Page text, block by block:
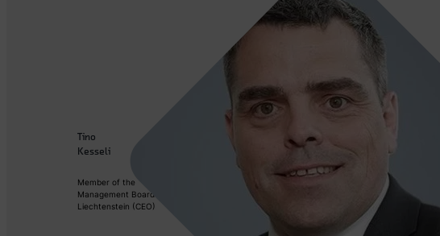
Tino
Kesseli
Member of the
Management Board CSL
Liechtenstein (CEO)